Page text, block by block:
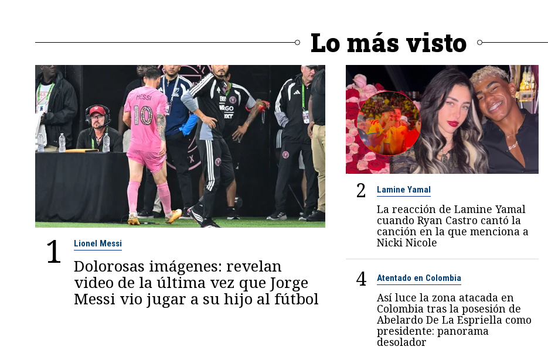
Lo más visto
1 Lionel Messi
Dolorosas imágenes: revelan
video de la última vez que Jorge
Messi vio jugar a su hijo al fútbol
2 Lamine Yamal
La reacción de Lamine Yamal
cuando Ryan Castro cantó la
canción en la que menciona a
Nicki Nicole
4 Atentado en Colombia
Así luce la zona atacada en
Colombia tras la posesión de
Abelardo De La Espriella como
presidente: panorama
desolador